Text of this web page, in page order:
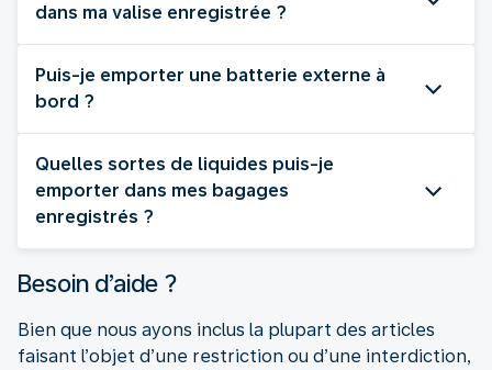
dans ma valise enregistrée ?
Puis-je emporter une batterie externe à
bord ?
Quelles sortes de liquides puis-je
emporter dans mes bagages
enregistrés ?
Besoin d’aide ?
Bien que nous ayons inclus la plupart des articles
faisant l’objet d’une restriction ou d’une interdiction,